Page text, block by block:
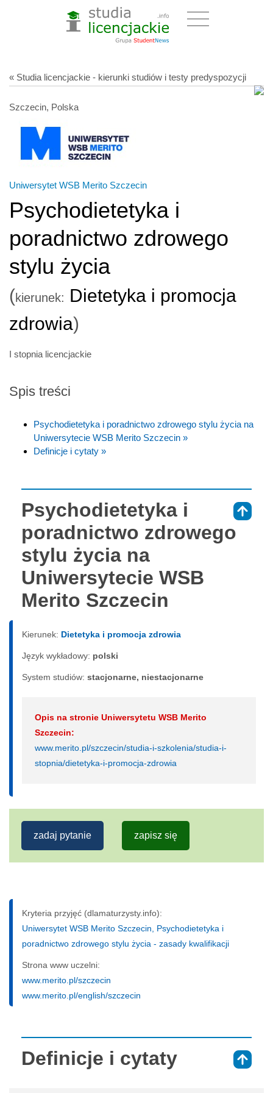
« Studia licencjackie - kierunki studiów i testy predyspozycji
Szczecin, Polska
Uniwersytet WSB Merito Szczecin
Psychodietetyka i
poradnictwo zdrowego
stylu życia
(kierunek: Dietetyka i promocja
zdrowia)
I stopnia licencjackie
Spis treści
Psychodietetyka i poradnictwo zdrowego stylu życia na
Uniwersytecie WSB Merito Szczecin »
Definicje i cytaty »
Psychodietetyka i
poradnictwo zdrowego
stylu życia na
Uniwersytecie WSB
Merito Szczecin
Kierunek: Dietetyka i promocja zdrowia
Język wykładowy: polski
System studiów: sta­cjo­nar­ne, nie­sta­cjo­nar­ne
Opis na stronie Uniwersytetu WSB Merito
Szczecin:
www.merito.pl/szczecin/studia-i-szkolenia/studia-i-
stopnia/dietetyka-i-promocja-zdrowia
zadaj pytanie zapisz się
Kryteria przyjęć (dlamaturzysty.info):
Uniwersytet WSB Merito Szczecin, Psychodietetyka i
poradnictwo zdrowego stylu życia - zasady kwalifikacji
Strona www uczelni:
www.merito.pl/szczecin
www.merito.pl/english/szczecin
Definicje i cytaty